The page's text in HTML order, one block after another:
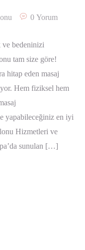
0 Yorum
ve bedeninizi
tam size göre!
hitap eden masaj
Hem fiziksel hem
yapabileceğiniz en iyi
Hizmetleri ve
sunulan […]